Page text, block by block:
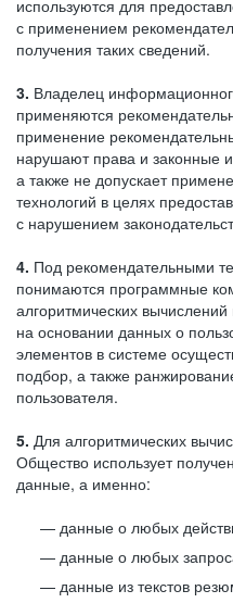
используются для
с применением
получения таких сведений.
3. Владелец
применяются
применение
нарушают права и законные
а также не допускает
технологий в целях
с нарушением
4. Под рекомендательными
понимаются программные
алгоритмических
на основании данных о
элементов в системе
подбор, а также
пользователя.
5. Для алгоритмических
Общество использует
данные, а именно:
данные о любых
данные о любых
данные из текстов